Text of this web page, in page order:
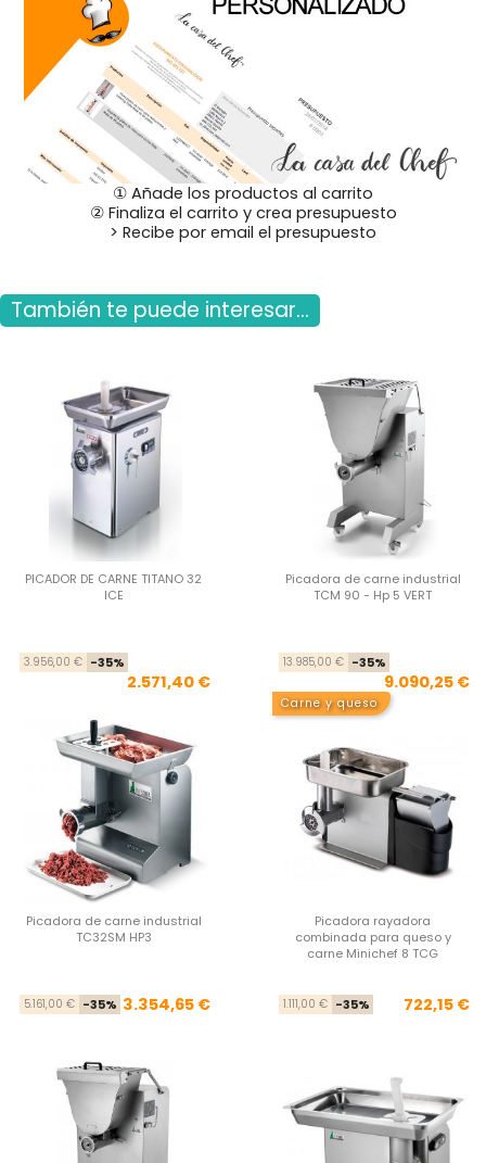
① Añade los productos al carrito
② Finaliza el carrito y crea presupuesto
> Recibe por email el presupuesto
También te puede interesar...
PICADOR DE CARNE TITANO 32
ICE
Precio base
3.956,00 € -35%
2.571,40 €
Picadora de carne industrial
TCM 90 - Hp 5 VERT
13.985,00 € -35%
9.090,25 €
Picadora de carne industrial
TC32SM HP3
Precio base
5.161,00 € -35% Precio
3.354,65 €
Carne y queso
Picadora rayadora
combinada para queso y
carne Minichef 8 TCG
1.111,00 € -35% 722,15 €